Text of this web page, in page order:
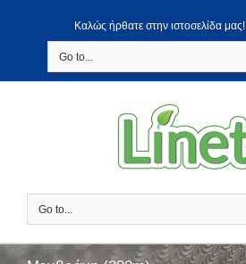
Kαλώς ήρθατε στην ιστοσελίδα μας!
Go to...
Go to...